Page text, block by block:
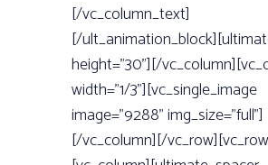
[/vc_column_text]
[/
height=”30”][/
width=”1/3”][vc_single_image
image=”9288” img_size=”full”]
[/vc_column][/